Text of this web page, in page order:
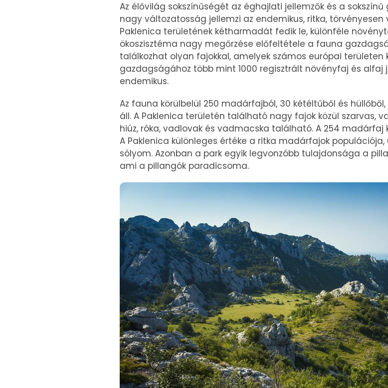
Az élővilág sokszínűségét az éghajlati jellemzők és a
nagy változatosság jellemzi az endemikus, ritka,
Paklenica területének kétharmadát fedik le, különféle
ökoszisztéma nagy megőrzése előfeltétele a fauna
találkozhat olyan fajokkal, amelyek számos európai területen
gazdagságához több mint 1000 regisztrált növényfaj és alfaj
endemikus.
Az fauna körülbelül 250 madárfajból, 30 kétéltűből és
áll. A Paklenica területén található nagy fajok közül szarvas,
hiúz, róka, vadlovak és vadmacska található. A 254
A Paklenica különleges értéke a ritka madárfajok
sólyom. Azonban a park egyik legvonzóbb tulajdonsága a
ami a pillangók paradicsoma.